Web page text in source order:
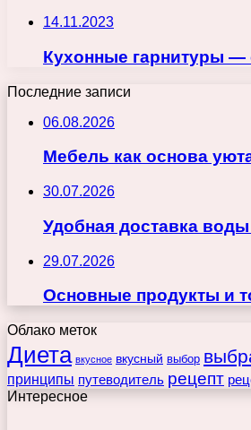
14.11.2023
Кухонные гарнитуры —
Последние записи
06.08.2026
Мебель как основа
30.07.2026
Удобная доставка
29.07.2026
Основные продукты и
Облако меток
Диета вкусное вкусный выбор
принципы путеводитель рецепт
Интересное